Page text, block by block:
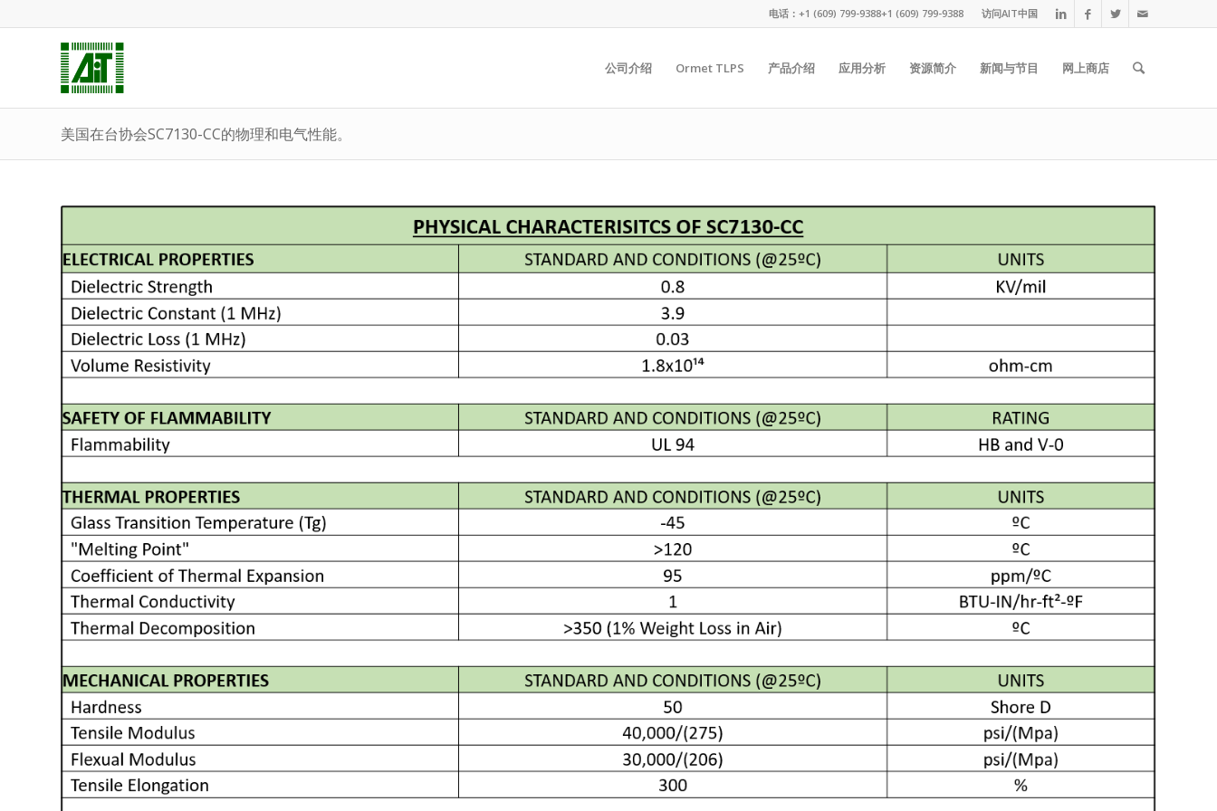
访问AIT中国
电话：+1 (609) 799-9388+1 (609) 799-9388
公司介绍 Ormet TLPS 产品介绍 应用分析 资源简介 新闻与节目 网上商店
美国在台协会SC7130-CC的物理和电气性能。